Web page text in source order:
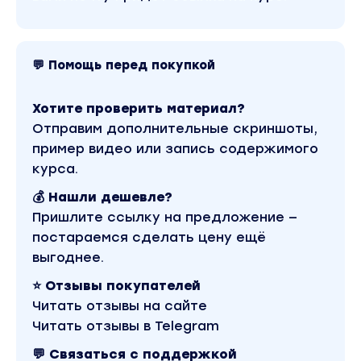
РАБОТА С АНИМАЦИЕЙ НА КОМПЬЮТЕРЕ.
РАБОТА С НЕЙРОСЕТЯМИ НА КОМПЬЮТЕРЕ И
В третий день вы получите все необходимые знания
нейросетями на компьютере. Кроме того, мы
максимизировать прибыль от своего творчества,
для клиентов и зарабатывая на продаже своих
Организационная лекция третьего дня.
Нейросеть для работы с видео. Регистрация.
и нюансы использования.Обзор функционала.
Практика: Генерация и интеграция объектов в
максимального количества инструментов.
Нейросеть для создания видео из
💬 Помощь перед покупкой
Хотите проверить материал?
Отправим дополнительные скриншоты,
пример видео или запись содержимого
курса.
💰 Нашли дешевле?
Пришлите ссылку на предложение —
постараемся сделать цену ещё
выгоднее.
⭐ Отзывы покупателей
Читать отзывы на сайте
Читать отзывы в Telegram
💬 Связаться с поддержкой